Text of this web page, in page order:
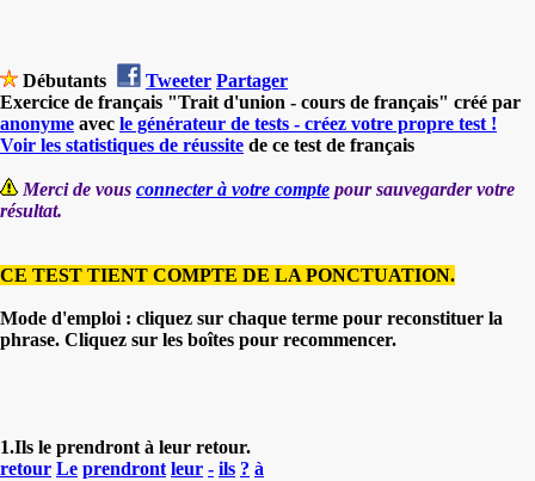
Débutants Tweeter Partager
Exercice de français "Trait d'union - cours de français" créé par
anonyme avec le générateur de tests - créez votre propre test !
Voir les statistiques de réussite de ce test de français
Merci de vous connecter à votre compte pour sauvegarder votre
résultat.
CE TEST TIENT COMPTE DE LA PONCTUATION.
Mode d'emploi : cliquez sur chaque terme pour reconstituer la
phrase. Cliquez sur les boîtes pour recommencer.
1.Ils le prendront à leur retour.
retour Le prendront leur - ils ? à